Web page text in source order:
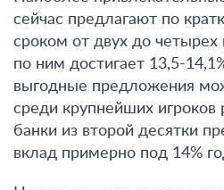
сейчас предлагают по
сроком от двух до
по ним достигает 13,5-
выгодные предложения
среди крупнейших
банки из второй десятки
вклад примерно под 14%